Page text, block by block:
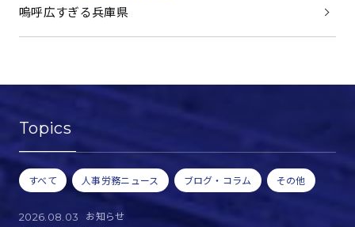
Topics
すべて 人事労務ニュース ブログ・コラム その他
2026.08.03 お知らせ
嗚呼広すぎる兵庫県